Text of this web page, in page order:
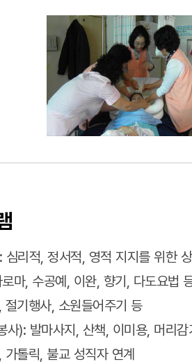
심리적, 정서적, 영적 지지를 위한
마, 수공예, 이완, 향기, 다도요법
절기행사, 소원들어주기 등
사): 발마사지, 산책, 이미용, 머리
가톨릭, 불교 성직자 연계